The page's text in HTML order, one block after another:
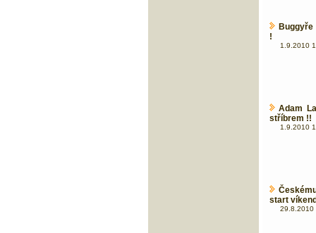
!
1.9.2010
Adam
stříbrem !!
1.9.2010
start
29.8.2010